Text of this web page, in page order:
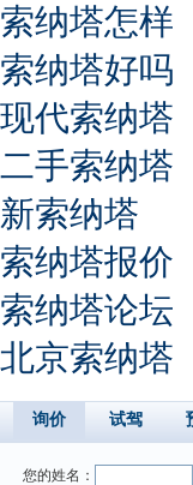
索纳塔怎样
索纳塔好吗
现代索纳塔
二手索纳塔
新索纳塔
索纳塔报价
索纳塔论坛
北京索纳塔
询价 试驾
您的姓名：